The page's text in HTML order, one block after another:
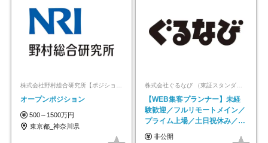
オープンポジション
500～1500万円
東京都_神奈川県
株式会社ぐるなび （東証スタンダード上場）
【WEB集客プランナー】未経
験歓迎／フルリモートメイン／
プライム上場／土日祝休み／東
京・大阪・名古屋
非公開